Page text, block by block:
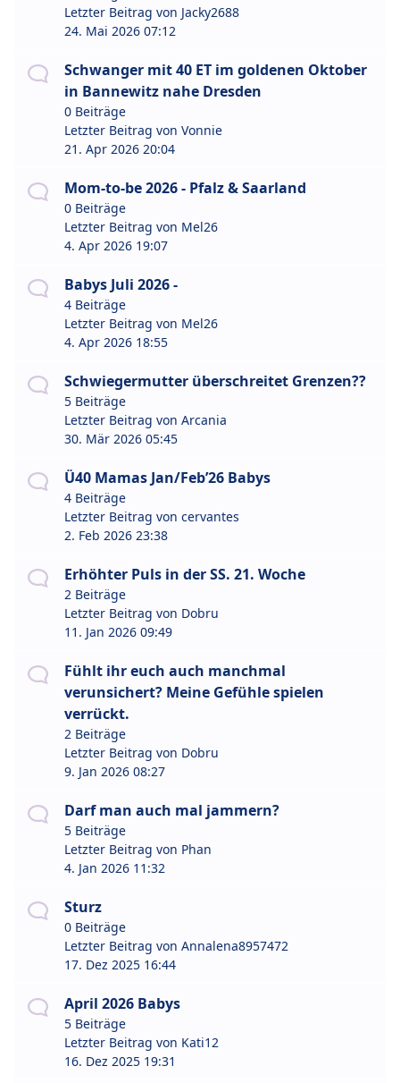
Letzter Beitrag von Jacky2688
24. Mai 2026 07:12
Schwanger mit 40 ET im goldenen Oktober
in Bannewitz nahe Dresden
0 Beiträge
Letzter Beitrag von Vonnie
21. Apr 2026 20:04
Mom-to-be 2026 - Pfalz & Saarland
0 Beiträge
Letzter Beitrag von Mel26
4. Apr 2026 19:07
Babys Juli 2026 -
4 Beiträge
Letzter Beitrag von Mel26
4. Apr 2026 18:55
Schwiegermutter überschreitet Grenzen??
5 Beiträge
Letzter Beitrag von Arcania
30. Mär 2026 05:45
Ü40 Mamas Jan/Feb’26 Babys
4 Beiträge
Letzter Beitrag von cervantes
2. Feb 2026 23:38
Erhöhter Puls in der SS. 21. Woche
2 Beiträge
Letzter Beitrag von Dobru
11. Jan 2026 09:49
Fühlt ihr euch auch manchmal
verunsichert? Meine Gefühle spielen
verrückt.
2 Beiträge
Letzter Beitrag von Dobru
9. Jan 2026 08:27
Darf man auch mal jammern?
5 Beiträge
Letzter Beitrag von Phan
4. Jan 2026 11:32
Sturz
0 Beiträge
Letzter Beitrag von Annalena8957472
17. Dez 2025 16:44
April 2026 Babys
5 Beiträge
Letzter Beitrag von Kati12
16. Dez 2025 19:31